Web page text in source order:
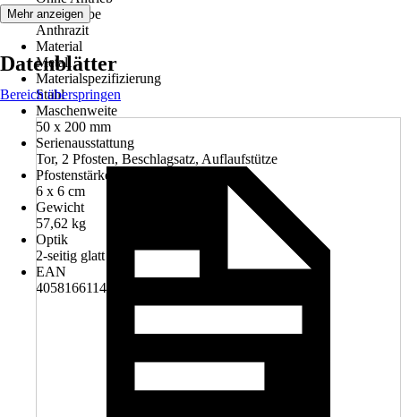
Grundfarbe
Anthrazit
Material
Metall
Materialspezifizierung
Stahl
Maschenweite
50 x 200 mm
Serienausstattung
Tor, 2 Pfosten, Beschlagsatz, Auflaufstütze
Pfostenstärke
6 x 6 cm
Gewicht
57,62 kg
Optik
2-seitig glatt
EAN
4058166114822
Mehr anzeigen
Datenblätter
Bereich überspringen